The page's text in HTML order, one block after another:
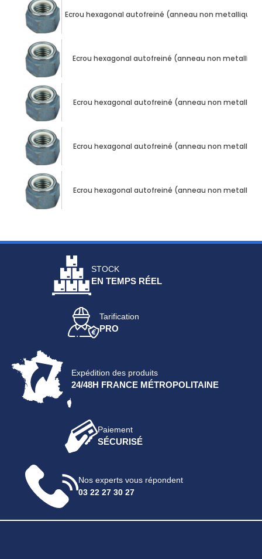
Ecrou hexagonal autofreiné (anneau non metallique)
Ecrou hexagonal autofreiné (anneau non metallique)
Ecrou hexagonal autofreiné (anneau non metallique)
Ecrou hexagonal autofreiné (anneau non
Ecrou hexagonal autofreiné (anneau non metallique)
STOCK
EN TEMPS RÉEL
Tarification
PRO
Expédition des produits
24/48H FRANCE MÉTROPOLITAINE
Paiement
SÉCURISÉ
Nos experts vous répondent
03 22 27 30 27